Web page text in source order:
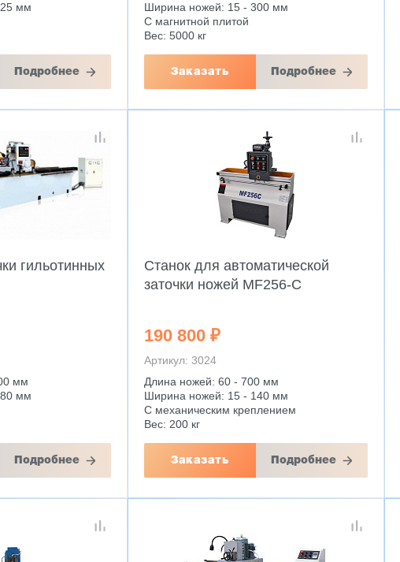
мм
Подробнее
Ширина ножей: 15 - 300 мм
С магнитной плитой
Вес: 5000 кг
Заказать Подробнее
гильотинных
мм
мм
Подробнее
Станок для автоматической
заточки ножей MF256-С
190 800 ₽
Артикул: 3024
Длина ножей: 60 - 700 мм
Ширина ножей: 15 - 140 мм
С механическим креплением
Вес: 200 кг
Заказать Подробнее